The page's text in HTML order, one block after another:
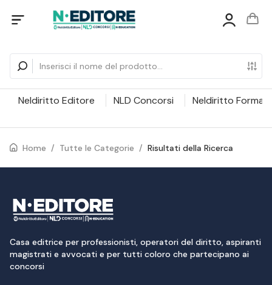
Neldiritto Editore NLD Concorsi Neldiritto
Home / Tutte le Categorie / Risultati della Ricerca
Casa editrice per professionisti, operatori del diritto, aspiranti
magistrati e avvocati e per tutti coloro che partecipano ai
concorsi